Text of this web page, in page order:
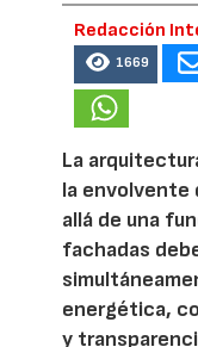
Redacción
1669
La
la envolvente
allá de una
fachadas
energética,
y